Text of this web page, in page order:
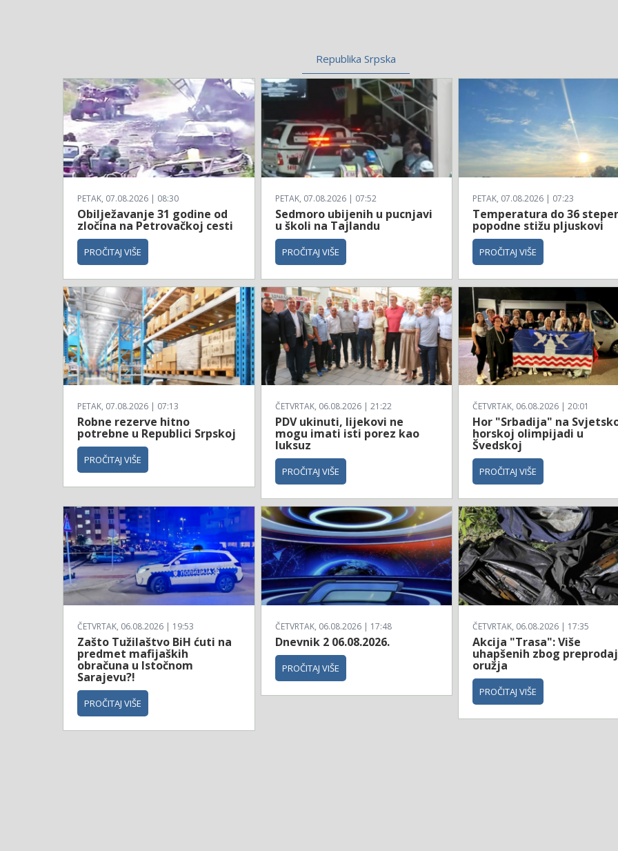
Republika Srpska
PETAK, 07.08.2026 | 08:30
Obilježavanje 31 godine od
zločina na Petrovačkoj cesti
PROČITAJ VIŠE
PETAK, 07.08.2026 | 07:52
Sedmoro ubijenih u pucnjavi
u školi na Tajlandu
PROČITAJ VIŠE
PETAK, 07.08.2026 | 07:23
Temperatura do 36
popodne stižu pljuskovi
PROČITAJ VIŠE
PETAK, 07.08.2026 | 07:13
Robne rezerve hitno
potrebne u Republici Srpskoj
PROČITAJ VIŠE
ČETVRTAK, 06.08.2026 | 21:22
PDV ukinuti, lijekovi ne
mogu imati isti porez kao
luksuz
PROČITAJ VIŠE
ČETVRTAK, 06.08.2026 | 20:01
Hor "Srbadija" na
horskoj olimpijadi u
Švedskoj
PROČITAJ VIŠE
ČETVRTAK, 06.08.2026 | 19:53
Zašto Tužilaštvo BiH ćuti na
predmet mafijaških
obračuna u Istočnom
Sarajevu?!
PROČITAJ VIŠE
ČETVRTAK, 06.08.2026 | 17:48
Dnevnik 2 06.08.2026.
PROČITAJ VIŠE
ČETVRTAK, 06.08.2026 | 17:35
Akcija "Trasa": Više
uhapšenih zbog
oružja
PROČITAJ VIŠE